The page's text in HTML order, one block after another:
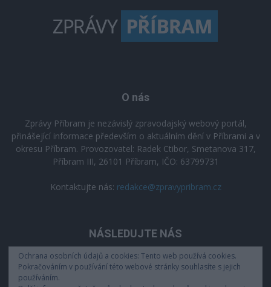
O nás
Zprávy Příbram je nezávislý zpravodajský webový portál,
přinášející informace především o aktuálním dění v Příbrami a v
okresu Příbram. Provozovatel: Radek Ctibor, Smetanova 317,
Příbram III, 26101 Příbram, IČO: 63799731
Kontaktujte nás: redakce@zpravypribram.cz
NÁSLEDUJTE NÁS
Ochrana osobních údajů a cookies: Tento web používá cookies.
Pokračováním v používání této webové stránky souhlasíte s jejich
používáním.